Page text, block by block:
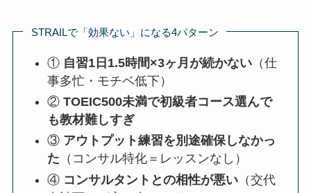
STRAILで「効果ない」になる4パターン
① 自習1日1.5時間×3ヶ月が続かない （仕
事多忙・モチベ低下）
②TOEIC500未満で初級者コース選んで
も教材難しすぎ
③ アウトプット練習を別途確保しなかっ
た （コンサル特化＝レッスンなし）
④ コンサルタントとの相性が悪い （交代